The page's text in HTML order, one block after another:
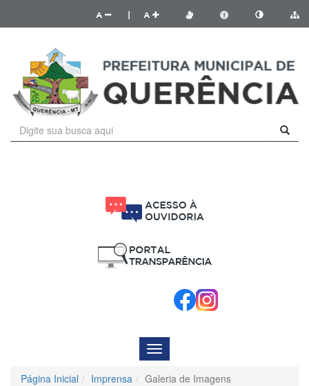
A A
Menu
de
Navegação
Página Inicial Imprensa Galeria de Imagens